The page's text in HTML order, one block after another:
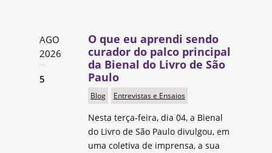
AGO
2026
5
O que eu aprendi sendo
curador do palco principal
da Bienal do Livro de São
Paulo
Blog Entrevistas e Ensaios
Nesta terça-feira, dia 04, a Bienal
do Livro de São Paulo divulgou, em
uma coletiva de imprensa, a sua